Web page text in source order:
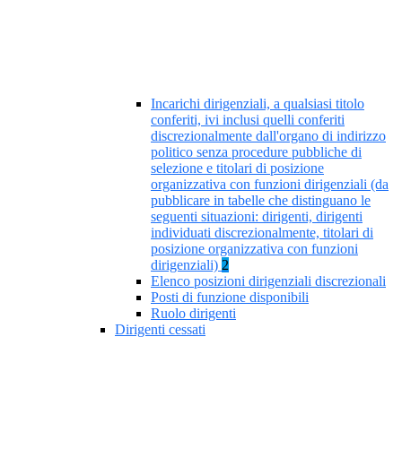
Incarichi dirigenziali, a qualsiasi titolo
conferiti, ivi inclusi quelli conferiti
discrezionalmente dall'organo di indirizzo
politico senza procedure pubbliche di
selezione e titolari di posizione
organizzativa con funzioni dirigenziali (da
pubblicare in tabelle che distinguano le
seguenti situazioni: dirigenti, dirigenti
individuati discrezionalmente, titolari di
posizione organizzativa con funzioni
dirigenziali) 2
Elenco posizioni dirigenziali discrezionali
Posti di funzione disponibili
Ruolo dirigenti
Dirigenti cessati